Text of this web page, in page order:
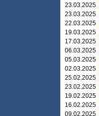
23.03.2025
23.03.2025
22.03.2025
19.03.2025
17.03.2025
06.03.2025
05.03.2025
02.03.2025
25.02.2025
23.02.2025
19.02.2025
16.02.2025
09.02.2025